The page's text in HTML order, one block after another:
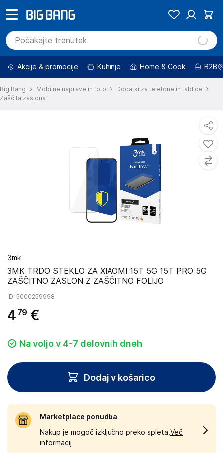
Akcije & promocije Kuhinje Home & Cook B2B
Big Bang Mobilne naprave in foto
Dodatki za telefone in tablice
Zaščita zaslona
3mk
3MK TRDO STEKLO ZA XIAOMI 15T 5G 15T PRO 5G
ZAŠČITNO ZASLON Z ZAŠČITNO FOLIJO
ID: 5000259998
4 79 €
Na voljo v 4-7 delovnih dneh
Dodaj v košarico
Marketplace ponudba
Nakup je mogoč izključno preko spleta.Več
informacij